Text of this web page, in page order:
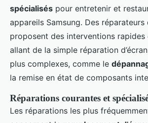
spécialisés pour entretenir et
appareils Samsung. Des réparateurs
proposent des interventions rapides
allant de la simple réparation
plus complexes, comme le
la remise en état de composants
Réparations courantes et
Les réparations les plus